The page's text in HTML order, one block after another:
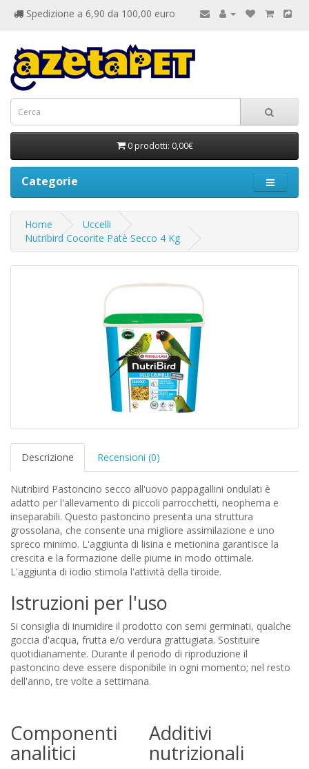
Spedizione a 6,90 da 100,00 euro
0 prodotti: 0,00€
Categorie
Home
Uccelli
Nutribird Cocorite Patè Secco 4 Kg
Descrizione Recensioni (0)
Nutribird Pastoncino secco all'uovo pappagallini ondulati è
adatto per l'allevamento di piccoli parrocchetti, neophema e
inseparabili. Questo pastoncino presenta una struttura
grossolana, che consente una migliore assimilazione e uno
spreco minimo. L'aggiunta di lisina e metionina garantisce la
crescita e la formazione delle piume in modo ottimale.
L'aggiunta di iodio stimola l'attività della tiroide.
Istruzioni per l'uso
Si consiglia di inumidire il prodotto con semi germinati, qualche
goccia d'acqua, frutta e/o verdura grattugiata. Sostituire
quotidianamente. Durante il periodo di riproduzione il
pastoncino deve essere disponibile in ogni momento; nel resto
dell'anno, tre volte a settimana.
Componenti
analitici
Additivi
nutrizionali